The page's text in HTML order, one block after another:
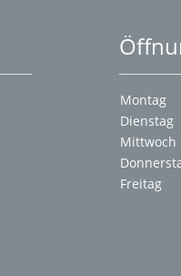
Montag
Dienstag
Mittwoch
Freitag